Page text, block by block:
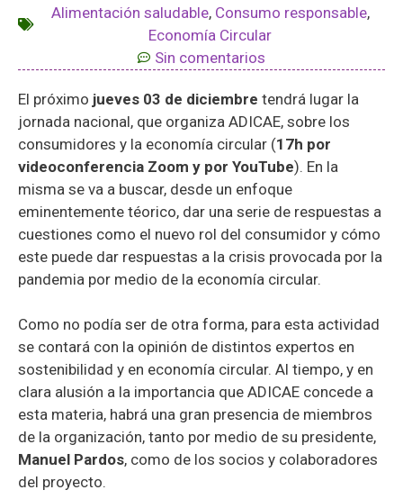
Alimentación saludable, Consumo responsable,
Economía Circular
Sin comentarios
El próximo jueves 03 de diciembre tendrá lugar la
jornada nacional, que organiza ADICAE, sobre los
consumidores y la economía circular (17h por
videoconferencia Zoom y por YouTube). En la
misma se va a buscar, desde un enfoque
eminentemente téorico, dar una serie de respuestas a
cuestiones como el nuevo rol del consumidor y cómo
este puede dar respuestas a la crisis provocada por la
pandemia por medio de la economía circular.
Como no podía ser de otra forma, para esta actividad
se contará con la opinión de distintos expertos en
sostenibilidad y en economía circular. Al tiempo, y en
clara alusión a la importancia que ADICAE concede a
esta materia, habrá una gran presencia de miembros
de la organización, tanto por medio de su presidente,
Manuel Pardos, como de los socios y colaboradores
del proyecto.